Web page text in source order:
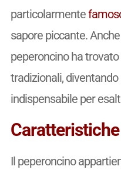
particolarmente
sapore piccante.
peperoncino ha
tradizionali,
indispensabile per
Il peperoncino